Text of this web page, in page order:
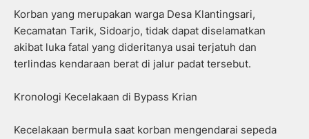
Korban yang merupakan warga Desa Klantingsari,
Kecamatan Tarik, Sidoarjo, tidak dapat diselamatkan
akibat luka fatal yang dideritanya usai terjatuh dan
terlindas kendaraan berat di jalur padat tersebut.
Kronologi Kecelakaan di Bypass Krian
Kecelakaan bermula saat korban mengendarai sepeda